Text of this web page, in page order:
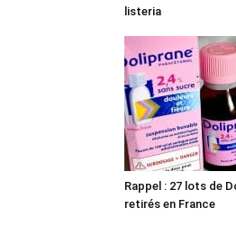
listeria
Rappel : 27 lots de
retirés en France